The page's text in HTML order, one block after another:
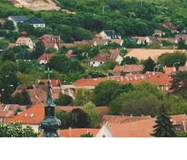
Dokumentumok []